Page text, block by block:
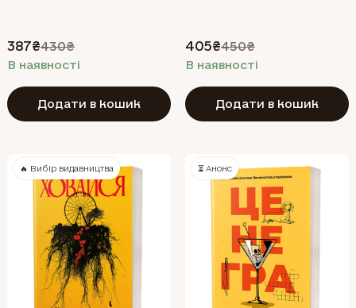
387₴430₴
В наявності
Додати в кошик
405₴450₴
В наявності
Додати в кошик
🔥 Вибір видавництва ⏳ Анонс